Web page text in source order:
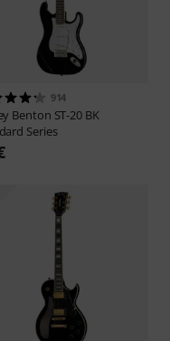
914
Benton ST-20 BK
Series